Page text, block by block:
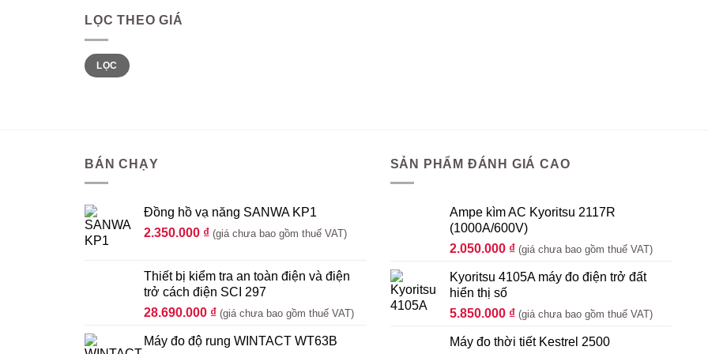
LỌC THEO GIÁ
Giá
thấp
nhất
Giá
cao
nhất
LỌC
BÁN CHẠY
Đồng hồ vạ năng SANWA KP1
2.350.000 ₫ (giá chưa bao gồm thuế VAT)
Thiết bị kiểm tra an toàn điện và điện
trở cách điện SCI 297
28.690.000 ₫ (giá chưa bao gồm thuế VAT)
Máy đo độ rung WINTACT WT63B
SẢN PHẨM ĐÁNH GIÁ CAO
Ampe kìm AC Kyoritsu 2117R
(1000A/600V)
2.050.000 ₫ (giá chưa bao gồm thuế VAT)
Kyoritsu 4105A máy đo điện trở đất
hiển thị số
5.850.000 ₫ (giá chưa bao gồm thuế VAT)
Máy đo thời tiết Kestrel 2500